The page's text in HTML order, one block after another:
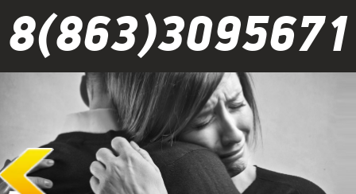
8(863)3095671